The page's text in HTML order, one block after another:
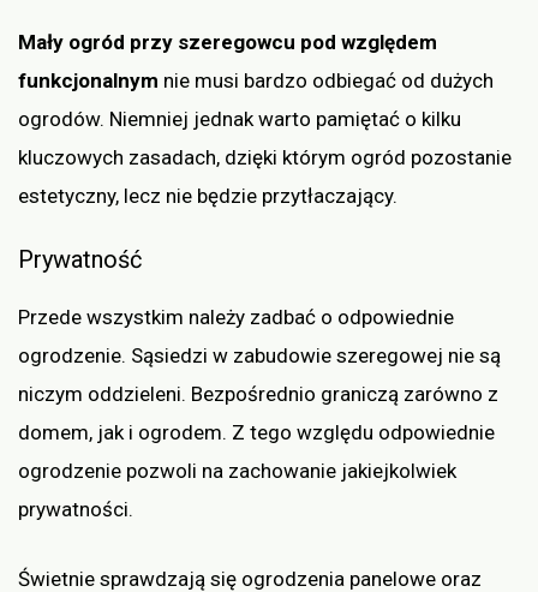
Mały ogród przy szeregowcu pod względem
funkcjonalnym nie musi bardzo odbiegać od dużych
ogrodów. Niemniej jednak warto pamiętać o kilku
kluczowych zasadach, dzięki którym ogród pozostanie
estetyczny, lecz nie będzie przytłaczający.
Prywatność
Przede wszystkim należy zadbać o odpowiednie
ogrodzenie. Sąsiedzi w zabudowie szeregowej nie są
niczym oddzieleni. Bezpośrednio graniczą zarówno z
domem, jak i ogrodem. Z tego względu odpowiednie
ogrodzenie pozwoli na zachowanie jakiejkolwiek
prywatności.
Świetnie sprawdzają się ogrodzenia panelowe oraz